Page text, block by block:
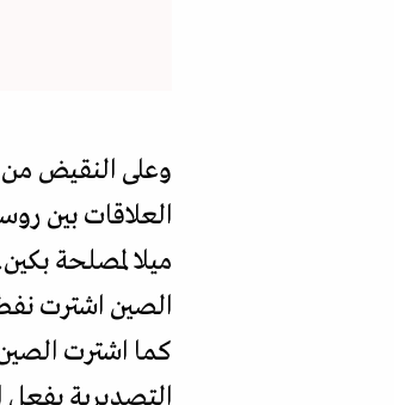
وعلى النقيض من
ميلا لمصلحة
الصين اشترت نفطا روسياً بنحو 372
كما اشترت
التصديرية بفعل